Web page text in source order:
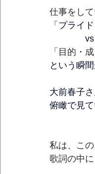
仕事をして
「プライ
vs
「目的・
という瞬
大前春子
俯瞰で見
私は、こ
歌詞の中に